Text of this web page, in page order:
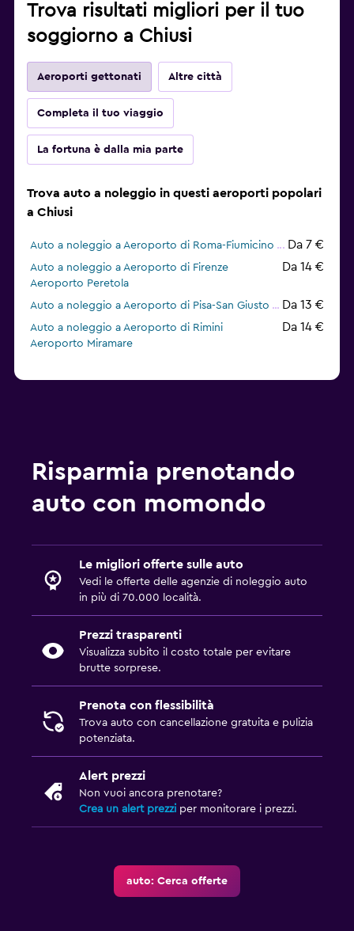
Trova risultati migliori per il tuo
soggiorno a Chiusi
Aeroporti gettonati Altre città
Completa il tuo viaggio
La fortuna è dalla mia parte
Trova auto a noleggio in questi aeroporti popolari
a Chiusi
Auto a noleggio a Aeroporto di Roma-Fiumicino Da 7 €
Auto a noleggio a Aeroporto di Firenze
Aeroporto Peretola
Da 14 €
Auto a noleggio a Aeroporto di Pisa-San Giusto Da 13 €
Auto a noleggio a Aeroporto di Rimini
Aeroporto Miramare
Da 14 €
Risparmia prenotando
auto con momondo
Le migliori offerte sulle auto
Vedi le offerte delle agenzie di noleggio auto
in più di 70.000 località.
Prezzi trasparenti
Visualizza subito il costo totale per evitare
brutte sorprese.
Prenota con flessibilità
Trova auto con cancellazione gratuita e pulizia
potenziata.
Alert prezzi
Non vuoi ancora prenotare?
Crea un alert prezzi per monitorare i prezzi.
auto: Cerca offerte